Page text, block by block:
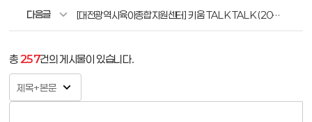
다음글 [대전광역시육아종합지원센터] 키움 TALK TALK (2023년 1월)
총257건의 게시물이 있습니다.